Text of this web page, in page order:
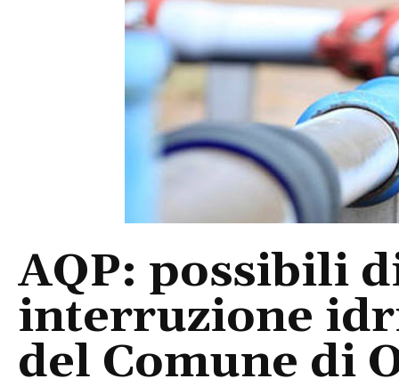
AQP: possibili
interruzione
del Comune di